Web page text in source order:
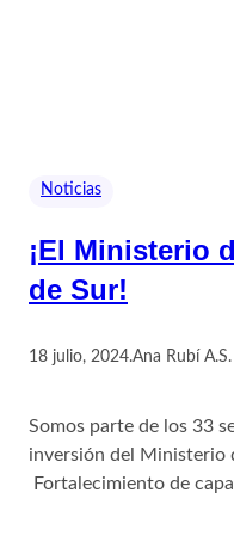
Noticias
¡El Ministerio
de Sur!
18 julio, 2024.Ana Rubí A.S.
Somos parte de los 33
inversión del Ministerio
Fortalecimiento de